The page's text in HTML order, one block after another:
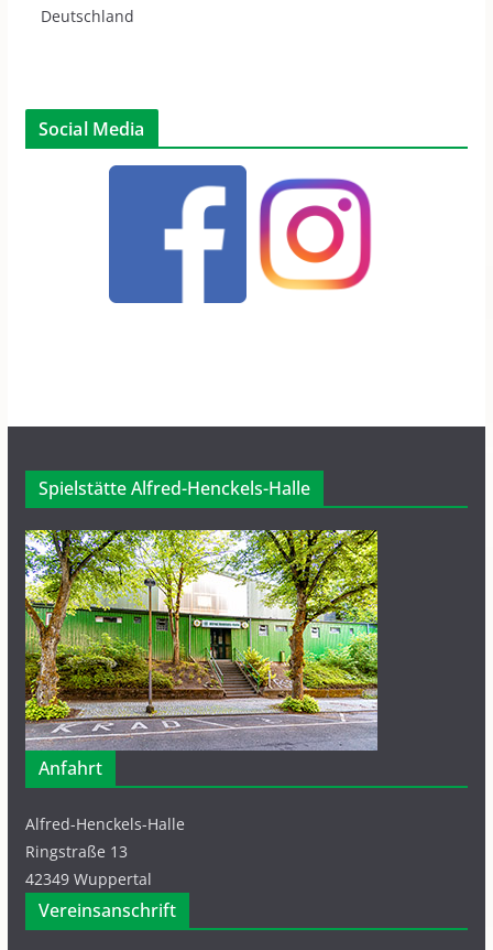
Deutschland
Social Media
Spielstätte Alfred-Henckels-Halle
Anfahrt
Alfred-Henckels-Halle
Ringstraße 13
42349 Wuppertal
Vereinsanschrift